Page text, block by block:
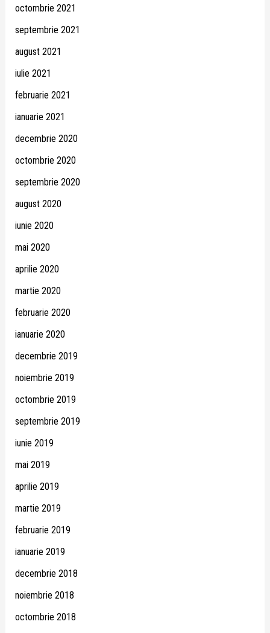
octombrie 2021
septembrie 2021
august 2021
iulie 2021
februarie 2021
ianuarie 2021
decembrie 2020
octombrie 2020
septembrie 2020
august 2020
iunie 2020
mai 2020
aprilie 2020
martie 2020
februarie 2020
ianuarie 2020
decembrie 2019
noiembrie 2019
octombrie 2019
septembrie 2019
iunie 2019
mai 2019
aprilie 2019
martie 2019
februarie 2019
ianuarie 2019
decembrie 2018
noiembrie 2018
octombrie 2018